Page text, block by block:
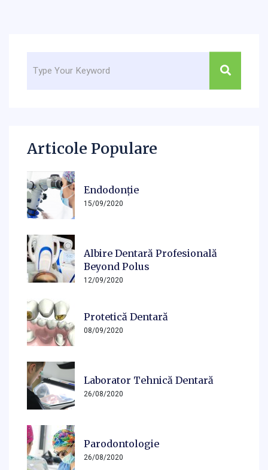
Articole Populare
Endodonție
15/09/2020
Albire Dentară Profesională
Beyond Polus
12/09/2020
Protetică Dentară
08/09/2020
Laborator Tehnică Dentară
26/08/2020
Parodontologie
26/08/2020